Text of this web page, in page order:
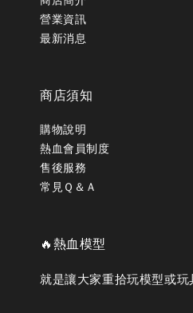
營業資訊
最新消息
商店須知
購物說明
熱血會員制度
售後服務
常見Ｑ＆Ａ
🔥熱血模型
就是讓大家重拾玩模型或玩